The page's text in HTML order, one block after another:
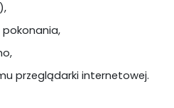
przeglądarki internetowej.